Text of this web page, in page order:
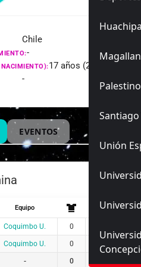
Palestino
Unión
Chile
-
NACIMIENTO):17 años (28/01/2009)
-
EVENTOS
Equipo
Coquimbo U. 0
Coquimbo U. 0 0
- 0